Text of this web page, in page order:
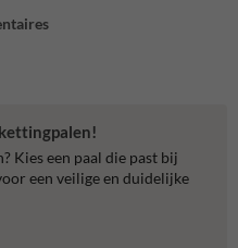
Kies een paal die past bij
een veilige en duidelijke